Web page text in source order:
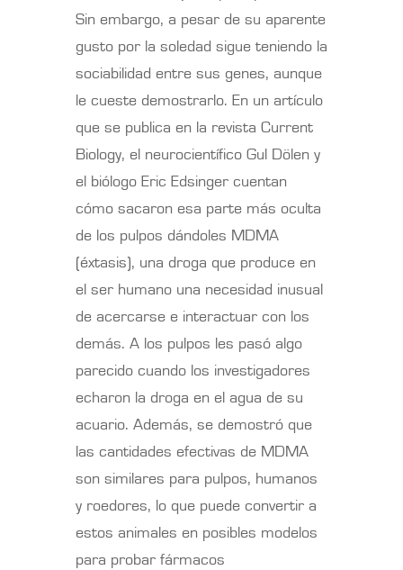
Sin embargo, a pesar de su aparente
gusto por la soledad sigue teniendo la
sociabilidad entre sus genes, aunque
le cueste demostrarlo. En un artículo
que se publica en la revista Current
Biology, el neurocientífico Gul Dölen y
el biólogo Eric Edsinger cuentan
cómo sacaron esa parte más oculta
de los pulpos dándoles MDMA
(éxtasis), una droga que produce en
el ser humano una necesidad inusual
de acercarse e interactuar con los
demás. A los pulpos les pasó algo
parecido cuando los investigadores
echaron la droga en el agua de su
acuario. Además, se demostró que
las cantidades efectivas de MDMA
son similares para pulpos, humanos
y roedores, lo que puede convertir a
estos animales en posibles modelos
para probar fármacos